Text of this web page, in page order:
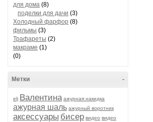
для дома (8)
поделки для дачи (3)
Холодный фарфор (8)
фильмы (3)
Трафареты (2)
макраме (1)
(0)
-
Метки
elj Валентина ажурная накидка
ажурная шаль ажурный воротник
аксессуары бисер видео видео